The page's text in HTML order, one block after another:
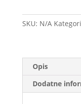
SKU: N/A
Opis
Dodatne